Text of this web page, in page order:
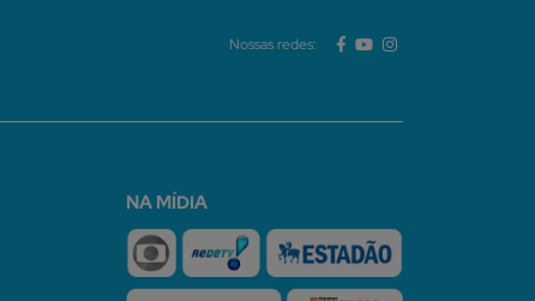
Nossas redes:
NA MÍDIA